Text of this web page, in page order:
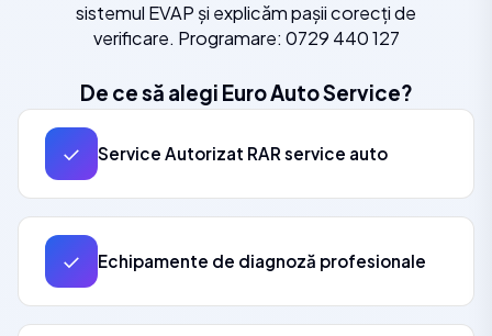
sistemul EVAP și explicăm pașii corecți de
verificare. Programare: 0729 440 127
De ce să alegi Euro Auto Service?
✓ Service Autorizat RAR service auto
✓ Echipamente de diagnoză profesionale